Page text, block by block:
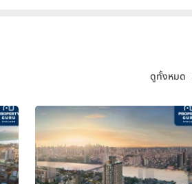
ดูทั้งหมด